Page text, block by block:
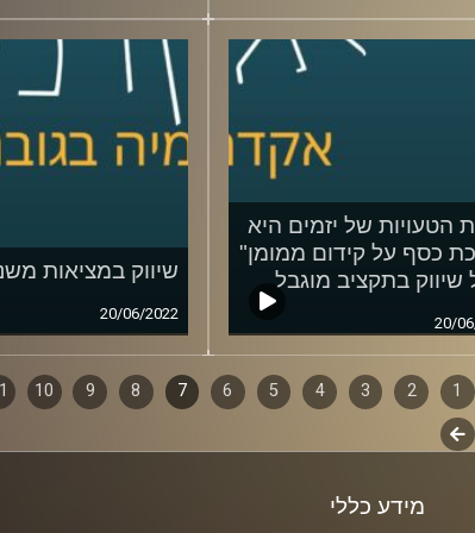
26/06/2022
הטעויות של יזמים היא
כסף על קידום ממומן"
שיווק בתקציב מוגבל
20/
שיווק במציאות
20/06/2022
1
2
3
4
5
6
7
8
9
10
לשלב
מידע כללי